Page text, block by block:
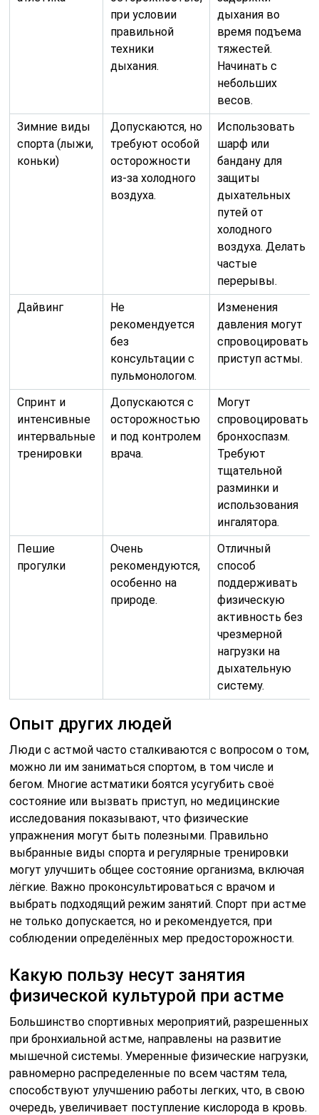
при условии
правильной
техники
дыхания.
дыхания во
время подъема
тяжестей.
Начинать с
небольших
весов.
Зимние виды
спорта (лыжи,
коньки)
Допускаются, но
требуют особой
осторожности
из-за холодного
воздуха.
Использовать
шарф или
бандану для
защиты
дыхательных
путей от
холодного
воздуха. Делать
частые
перерывы.
Дайвинг
Не
рекомендуется
без
консультации с
пульмонологом.
Изменения
давления могут
спровоцировать
приступ астмы.
Спринт и
интенсивные
интервальные
тренировки
Допускаются с
осторожностью
и под контролем
врача.
Могут
спровоцировать
бронхоспазм.
Требуют
тщательной
разминки и
использования
ингалятора.
Пешие
прогулки
Очень
рекомендуются,
особенно на
природе.
Отличный
способ
поддерживать
физическую
активность без
чрезмерной
нагрузки на
дыхательную
систему.
Опыт других людей
Люди с астмой часто сталкиваются с вопросом о том,
можно ли им заниматься спортом, в том числе и
бегом. Многие астматики боятся усугубить своё
состояние или вызвать приступ, но медицинские
исследования показывают, что физические
упражнения могут быть полезными. Правильно
выбранные виды спорта и регулярные тренировки
могут улучшить общее состояние организма, включая
лёгкие. Важно проконсультироваться с врачом и
выбрать подходящий режим занятий. Спорт при астме
не только допускается, но и рекомендуется, при
соблюдении определённых мер предосторожности.
Какую пользу несут занятия
физической культурой при астме
Большинство спортивных мероприятий, разрешенных
при бронхиальной астме, направлены на развитие
мышечной системы. Умеренные физические нагрузки,
равномерно распределенные по всем частям тела,
способствуют улучшению работы легких, что, в свою
очередь, увеличивает поступление кислорода в кровь.